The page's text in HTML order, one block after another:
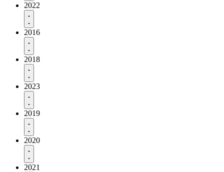
2022
2016
2018
2023
2019
2020
2021